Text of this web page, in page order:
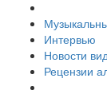
Интервью
Новости
Рецензии